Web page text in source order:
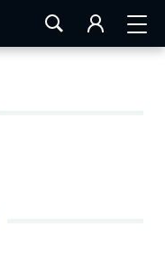
LA ROCHELLE